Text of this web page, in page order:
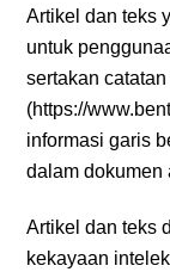
Artikel dan teks
untuk
sertakan
(https://
informasi garis
dalam dokumen
Artikel dan teks
kekayaan